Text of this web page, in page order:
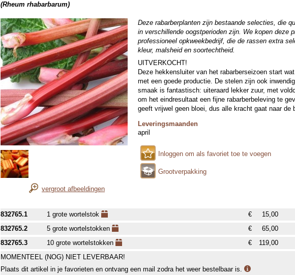
(Rheum rhabarbarum)
vergroot afbeeldingen
Deze rabarberplanten zijn bestaande selecties, die
in verschillende oogstperioden zijn. We kopen deze
professioneel opkweekbedrijf, die de rassen extra
kleur, malsheid en soortechtheid.
UITVERKOCHT!
Deze hekkensluiter van het rabarberseizoen start
met een goede productie. De stelen zijn ook
smaak is fantastisch: uiteraard lekker zuur, met
om het eindresultaat een fijne rabarberbeleving te
geeft vrijwel geen bloei, dus alle kracht gaat naar de
Leveringsmaanden
april
Inloggen om als favoriet toe te voegen
Grootverpakking
832765.1 1 grote wortelstok €
15,00
832765.2
5 grote wortelstokken €
65,00
832765.3
10 grote wortelstokken €
119,00
MOMENTEEL (NOG) NIET LEVERBAAR!
Plaats dit artikel in je favorieten en ontvang een mail zodra het weer bestelbaar is.